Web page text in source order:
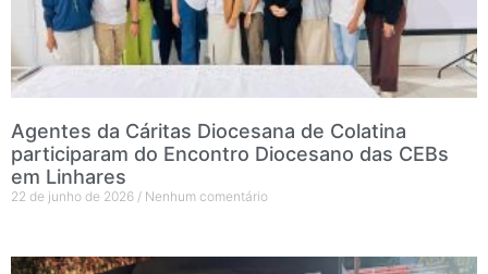
Agentes da Cáritas Diocesana de Colatina
participaram do Encontro Diocesano das CEBs
em Linhares
22 de junho de 2026 Nenhum comentário